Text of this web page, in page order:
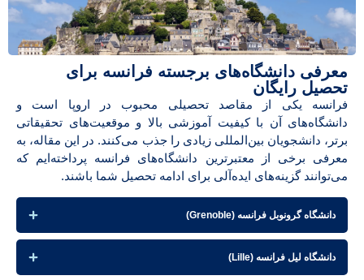
معرفی دانشگاه‌های برجسته فرانسه برای
تحصیل رایگان
فرانسه یکی از مقاصد تحصیلی محبوب در اروپا است و
دانشگاه‌های آن با کیفیت آموزشی بالا و موقعیت‌های تحقیقاتی
برتر، دانشجویان بین‌المللی زیادی را جذب می‌کنند. در این مقاله، به
معرفی برخی از معتبرترین دانشگاه‌های فرانسه پرداخته‌ایم که
می‌توانند گزینه‌های ایده‌آلی برای ادامه تحصیل شما باشند.
دانشگاه گرونوبل فرانسه (Grenoble)
دانشگاه لیل فرانسه (Lille)